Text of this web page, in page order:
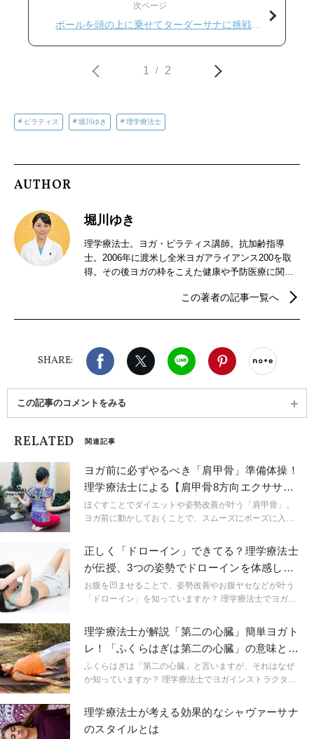
次ページ
ボールを頭の上に乗せてターダーサナに挑戦し
1 / 2
ピラティス 堀川ゆき 理学療法士
AUTHOR
堀川ゆき
理学療法士。ヨガ・ピラティス講師。抗加齢指導
士。2006年に渡米し全米ヨガアライアンス200を取
得。その後ヨガの枠をこえた健康や予防医療に関心
クリニックでの勤務を経て、現在大学病院にて慢性
つ二児の母。
この著者の記事一覧へ
SHARE:
Facebook X（旧twitter）
LINE Pinterest
この記事のコメントをみる
RELATED 関連記事
ヨガ前に必ずやるべき「肩甲骨」準備体操！
理学療法士による【肩甲骨8方向エクササイ
ズ】
ほぐすことでダイエットや姿勢改善が叶う「肩甲骨」。
ヨガ前に動かしておくことで、スムーズにポーズに入る
堀川ゆきさんに、肩甲骨を8方向に動かすエクササイズを
ご紹介いただきます。
正しく「ドローイン」できてる？理学療法士
が伝授、3つの姿勢でドローインを体感しよ
う！
お腹を凹ませることで、姿勢改善やお腹ヤセなどが叶う
「ドローイン」を知っていますか？ 理学療法士でヨガイ
を行う3つの方法をご紹介いただきます。
理学療法士が解説「第二の心臓」簡単ヨガト
レ！「ふくらはぎは第二の心臓」の意味と鍛
えるメリットは？
ふくらはぎは「第二の心臓」と言いますが、それはなぜ
か知っていますか？ 理学療法士でヨガインストラクター
紹介いただきます。
理学療法士が考える効果的なシャヴァーサナ
のスタイルとは